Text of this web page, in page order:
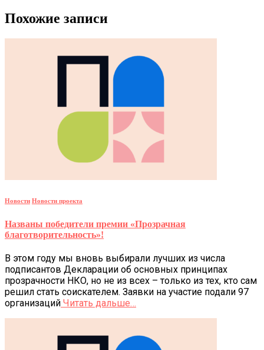
Похожие записи
Новости Новости проекта
Названы победители премии «Прозрачная
благотворительность»!
В этом году мы вновь выбирали лучших из числа
подписантов Декларации об основных принципах
прозрачности НКО, но не из всех – только из тех, кто сам
решил стать соискателем. Заявки на участие подали 97
организаций Читать дальше…